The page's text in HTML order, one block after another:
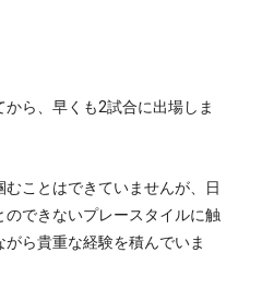
ら、早くも2試合に出場しま
ことはできていませんが、日
できないプレースタイルに触
ら貴重な経験を積んでいま